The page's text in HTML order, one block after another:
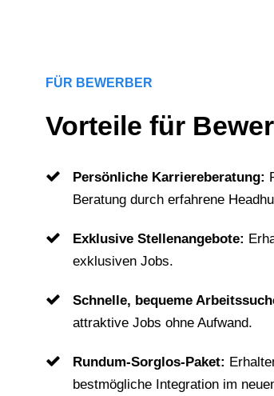
FÜR BEWERBER
Vorteile für
Persönliche Karriereberatung:
Beratung durch erfahrene
Exklusive Stellenangebote:
exklusiven Jobs.
Schnelle, bequeme
attraktive Jobs ohne Aufwand.
Rundum-Sorglos-Paket:
bestmögliche Integration im